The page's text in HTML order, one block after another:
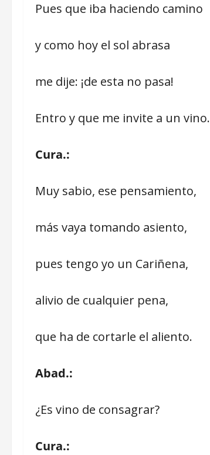
Pues que iba haciendo camino
y como hoy el sol abrasa
me dije: ¡de esta no pasa!
Entro y que me invite a un vino.
Cura.:
Muy sabio, ese pensamiento,
más vaya tomando asiento,
pues tengo yo un Cariñena,
alivio de cualquier pena,
que ha de cortarle el aliento.
Abad.:
¿Es vino de consagrar?
Cura.: